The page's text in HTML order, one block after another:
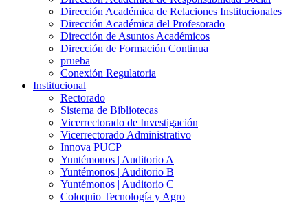
Dirección Académica de Relaciones Institucionales
Dirección Académica del Profesorado
Dirección de Asuntos Académicos
Dirección de Formación Continua
prueba
Conexión Regulatoria
Institucional
Rectorado
Sistema de Bibliotecas
Vicerrectorado de Investigación
Vicerrectorado Administrativo
Innova PUCP
Yuntémonos | Auditorio A
Yuntémonos | Auditorio B
Yuntémonos | Auditorio C
Coloquio Tecnología y Agro